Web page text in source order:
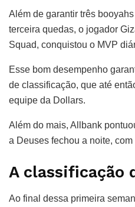
Além de garantir três
terceira quedas, o jogador
Squad, conquistou o MVP
Esse bom desempenho
de classificação, que até
equipe da Dollars.
Além do mais, Allbank
a Deuses fechou a noite,
A classificação
Ao final dessa primeira